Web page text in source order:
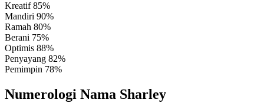
Kreatif 85%
Mandiri 90%
Ramah 80%
Berani 75%
Optimis 88%
Penyayang 82%
Pemimpin 78%
Numerologi Nama Sharley